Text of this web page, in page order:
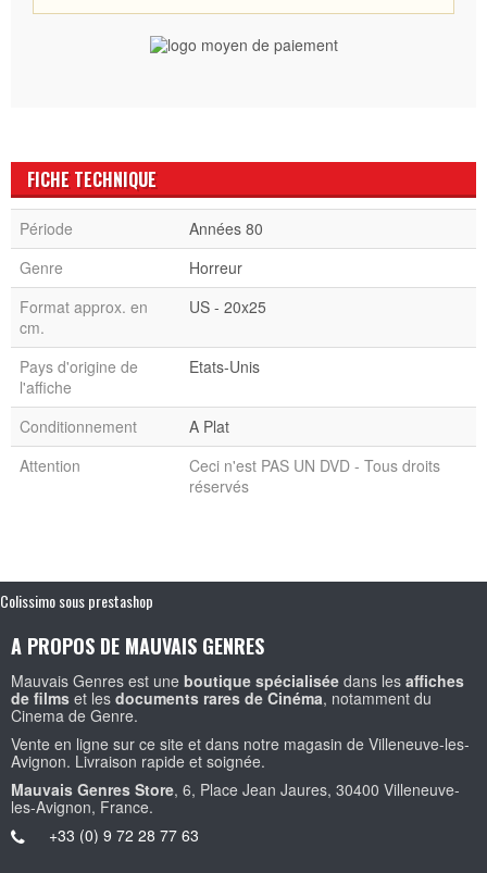
FICHE TECHNIQUE
Période
Années 80
Genre
Horreur
Format approx. en
cm.
US - 20x25
Pays d'origine de
l'affiche
Etats-Unis
Conditionnement
A Plat
Attention
Ceci n'est PAS UN DVD - Tous droits
réservés
Colissimo sous prestashop
A PROPOS DE MAUVAIS GENRES
Mauvais Genres est une boutique spécialisée dans les affiches
de films et les documents rares de Cinéma, notamment du
Cinema de Genre.
Vente en ligne sur ce site et dans notre magasin de Villeneuve-les-
Avignon. Livraison rapide et soignée.
Mauvais Genres Store, 6, Place Jean Jaures, 30400 Villeneuve-
les-Avignon, France.
+33 (0) 9 72 28 77 63